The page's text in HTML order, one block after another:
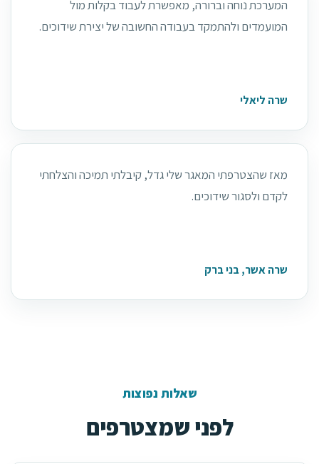
המערכת נוחה וברורה, מאפשרת לעבוד בקלות מול
המועמדים ולהתמקד בעבודה החשובה של יצירת שידוכים.
שרה ליאלי
מאז שהצטרפתי המאגר שלי גדל, קיבלתי תמיכה והצלחתי
לקדם ולסגור שידוכים.
שרה אשר, בני ברק
שאלות נפוצות
לפני שמצטרפים